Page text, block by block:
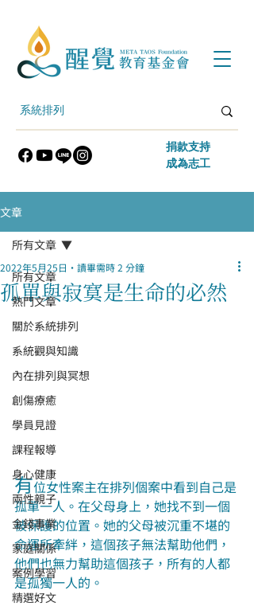
​捐款支持
​成為志工
文章
所有文章
熱門文章
關於系統排列
系統觀與知識
內在排列與冥想
創傷療癒
學員見證
課程報導
身心健康
兩性親子
金錢事業
家庭關係
案例學習
精選好文
所有文章
孤單與寂寞是生命的必然
2022年5月25日 讀畢需時 2 分鐘
有位女性案主在排列個案中看到自己是
孤單一人。在父母身上，她找不到一個
被保護的位置。她的父母被沉重不堪的
命運所牽絆，這個孩子無法幫助他們，
他們也無力幫助這個孩子，所有的人都
是孤獨一人的。